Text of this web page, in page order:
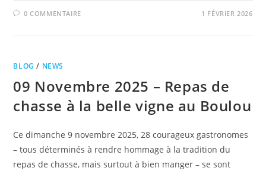
0 COMMENTAIRE 1 FÉVRIER 2026
BLOG / NEWS
09 Novembre 2025 – Repas de
chasse à la belle vigne au Boulou
Ce dimanche 9 novembre 2025, 28 courageux gastronomes
– tous déterminés à rendre hommage à la tradition du
repas de chasse, mais surtout à bien manger – se sont